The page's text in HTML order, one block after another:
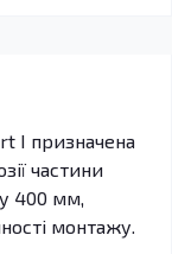
I призначена
частини
400 мм,
монтажу.